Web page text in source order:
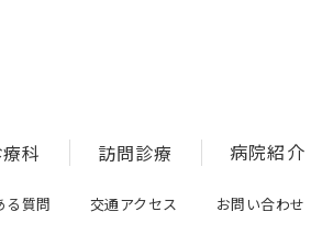
科 訪問診療 病院紹介
る質問 交通アクセス お問い合わせ